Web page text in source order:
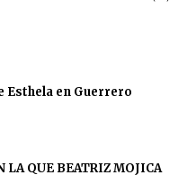
Esthela en Guerrero
LA QUE BEATRIZ MOJICA